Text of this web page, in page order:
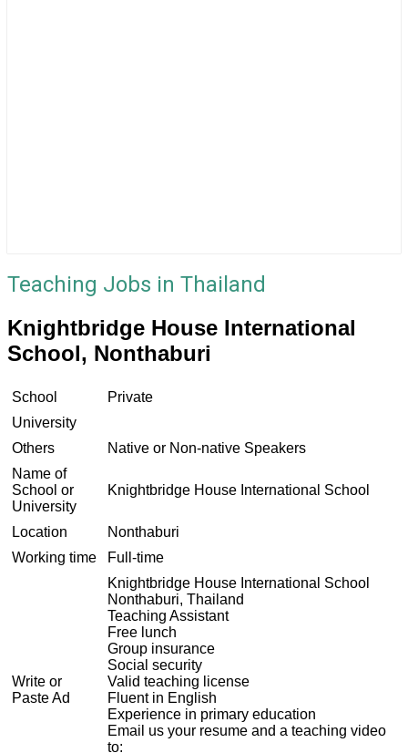
Teaching Jobs in Thailand
Knightbridge House International
School, Nonthaburi
School
Private
University
Others
Native or Non-native Speakers
Name of
School or
University
Knightbridge House International School
Location
Nonthaburi
Working time
Full-time
Write or
Paste Ad
Knightbridge House International School
Nonthaburi, Thailand
Teaching Assistant
Free lunch
Group insurance
Social security
Valid teaching license
Fluent in English
Experience in primary education
Email us your resume and a teaching video
to: